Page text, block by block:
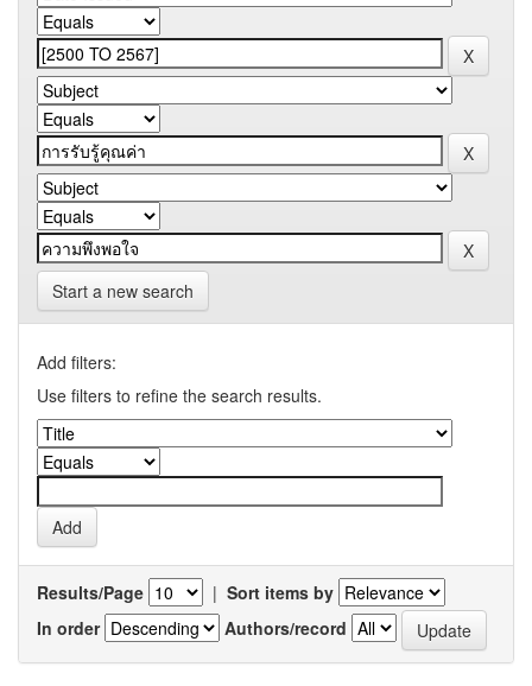
Start a new search
Add filters:
Use filters to refine the search results.
Results/Page | Sort items by
In order
Authors/record